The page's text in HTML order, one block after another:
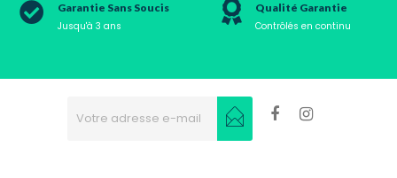
Garantie Sans Soucis
Jusqu'à 3 ans
Qualité Garantie
Contrôlés en continu